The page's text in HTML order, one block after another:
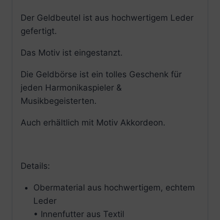
Der Geldbeutel ist aus hochwertigem Leder
gefertigt.
Das Motiv ist eingestanzt.
Die Geldbörse ist ein tolles Geschenk für
jeden Harmonikaspieler &
Musikbegeisterten.
Auch erhältlich mit Motiv Akkordeon.
Details:
Obermaterial aus hochwertigem, echtem
Leder
• Innenfutter aus Textil